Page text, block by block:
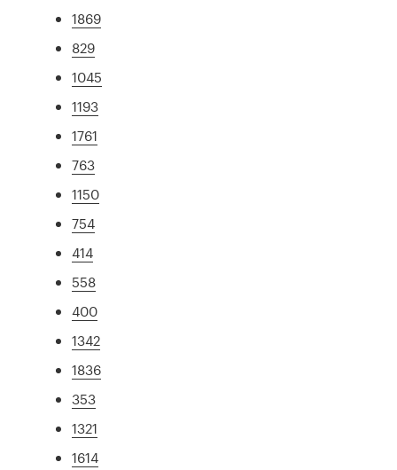
1869
829
1045
1193
1761
763
1150
754
414
558
400
1342
1836
353
1321
1614